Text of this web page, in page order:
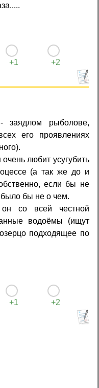
+1 +2
заядлом рыболове,
его проявлениях
любит усугубить
(а так же до и
если бы не
было бы не о чем.
со всей честной
водоёмы (ищут
подходящее по
+1 +2